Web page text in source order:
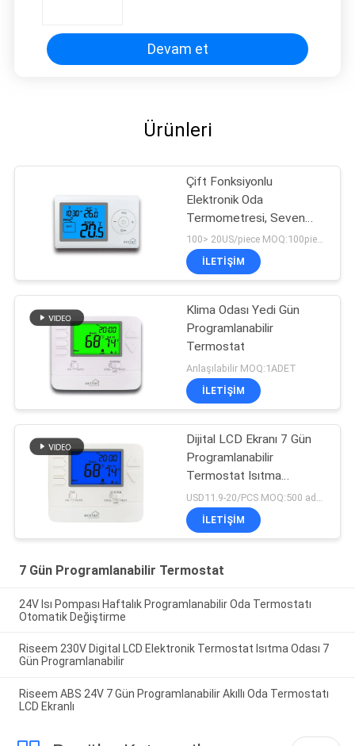
Devam et
Ürünleri
Çift Fonksiyonlu
Elektronik Oda
Termometresi, Seven
Day Programlanabilir
Termostat
100> 20US/piece MOQ:100pieces
İLETIŞIM
Klima Odası Yedi Gün
Programlanabilir
Termostat
Anlaşılabilir MOQ:1ADET
İLETIŞIM
Dijital LCD Ekranı 7 Gün
Programlanabilir
Termostat Isıtma
Soğutma Sistemi
İLETIŞIM
7 Gün Programlanabilir Termostat
24V Isı Pompası Haftalık Programlanabilir Oda Termostatı
Otomatik Değiştirme
Riseem 230V Digital LCD Elektronik Termostat Isıtma Odası 7
Gün Programlanabilir
Riseem ABS 24V 7 Gün Programlanabilir Akıllı Oda Termostatı
LCD Ekranlı